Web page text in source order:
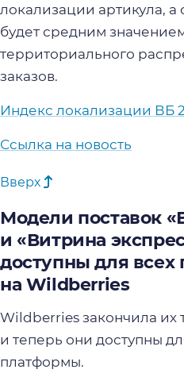
локализации артикула, а
будет средним
территориального
заказов.
Индекс локализации ВБ
Ссылка на новость
Вверх
Модели поставок
и «Витрина
доступны для всех
на Wildberries
Wildberries закончила их
и теперь они доступны
платформы.